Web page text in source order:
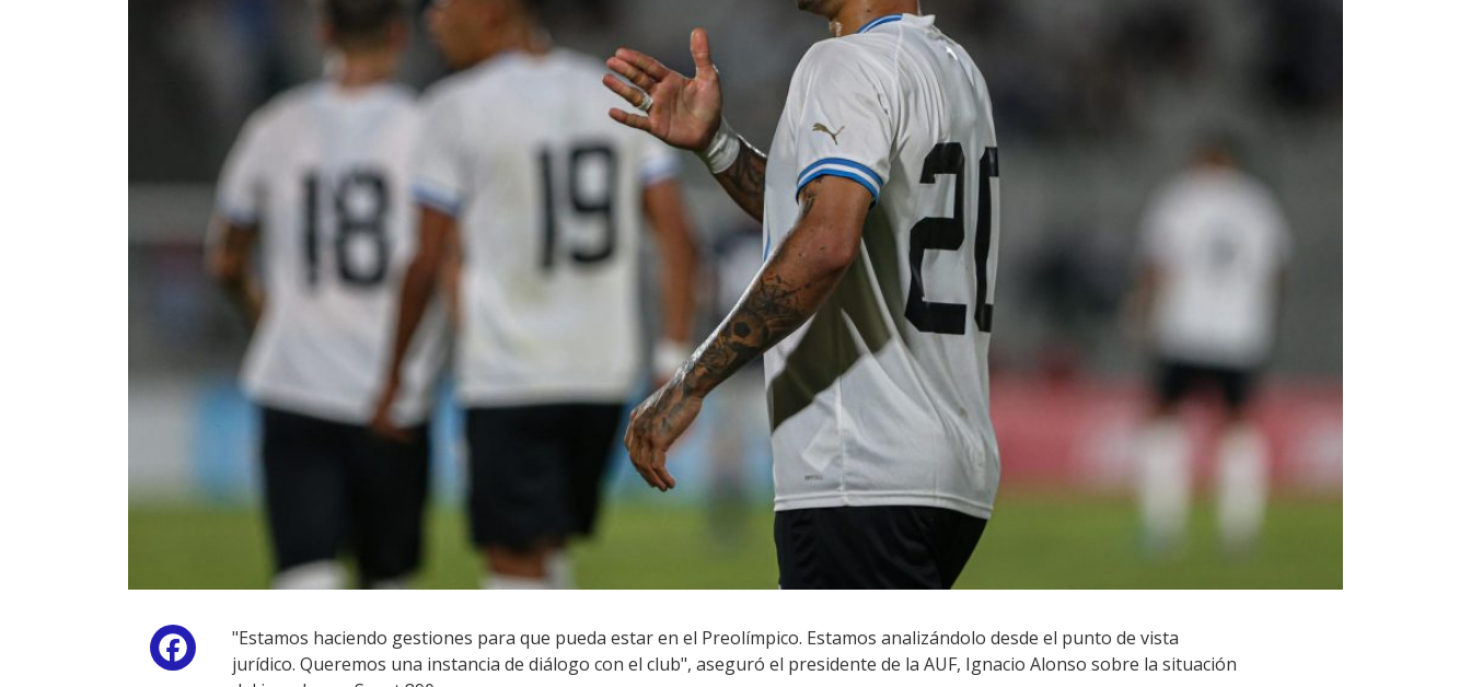
Facebook
"Estamos haciendo gestiones para que pueda estar en el Preolímpico. Estamos analizándolo desde el punto de vista
jurídico. Queremos una instancia de diálogo con el club", aseguró el presidente de la AUF, Ignacio Alonso sobre la situación